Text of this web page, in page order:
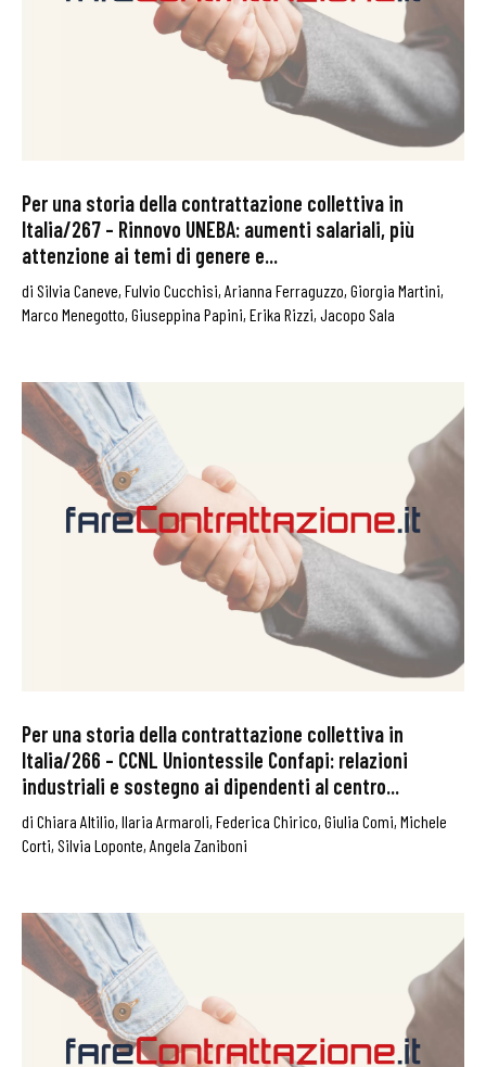
Per una storia della contrattazione collettiva in
Italia/267 – Rinnovo UNEBA: aumenti salariali, più
attenzione ai temi di genere e...
di Silvia Caneve, Fulvio Cucchisi, Arianna Ferraguzzo, Giorgia Martini,
Marco Menegotto, Giuseppina Papini, Erika Rizzi, Jacopo Sala
Per una storia della contrattazione collettiva in
Italia/266 – CCNL Uniontessile Confapi: relazioni
industriali e sostegno ai dipendenti al centro...
di Chiara Altilio, Ilaria Armaroli, Federica Chirico, Giulia Comi, Michele
Corti, Silvia Loponte, Angela Zaniboni